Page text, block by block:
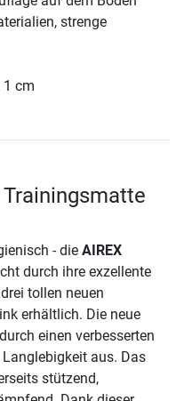
strenge
1 cm
Trainingsmatte
- die AIREX
durch ihre exzellente
tollen neuen
erhältlich. Die neue
einen verbesserten
aus. Das
stützend,